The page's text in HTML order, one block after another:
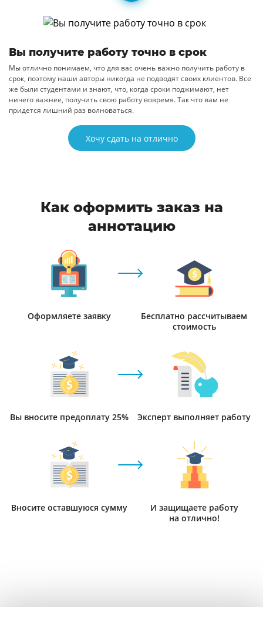
Вы получите работу точно в срок
Мы отлично понимаем, что для вас очень важно получить работу в
срок, поэтому наши авторы никогда не подводят своих клиентов. Все
же были студентами и знают, что, когда сроки поджимают, нет
ничего важнее, получить свою работу вовремя. Так что вам не
придется лишний раз волноваться.
Хочу сдать на отлично
Как оформить заказ на
аннотацию
Оформляете заявку
Бесплатно рассчитываем
стоимость
Вы вносите предоплату 25% Эксперт выполняет работу
Вносите оставшуюся сумму
И защищаете работу
на отлично!